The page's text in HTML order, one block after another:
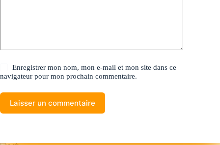
Enregistrer mon nom, mon e-mail et mon site dans ce
navigateur pour mon prochain commentaire.
Laisser un commentaire